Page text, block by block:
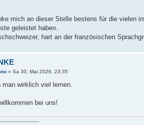
mich an dieser Stelle bestens für die vielen
geleistet haben.
hart an der französischen
» Sa 30. Mai 2026, 23:35
man wirklich viel lernen.
bei uns!